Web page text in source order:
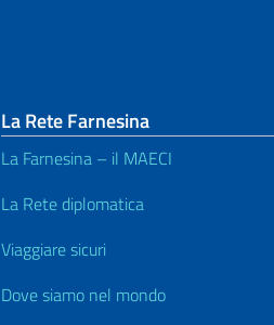
La Rete Farnesina
La Farnesina – il MAECI
La Rete diplomatica
Viaggiare sicuri
Dove siamo nel mondo